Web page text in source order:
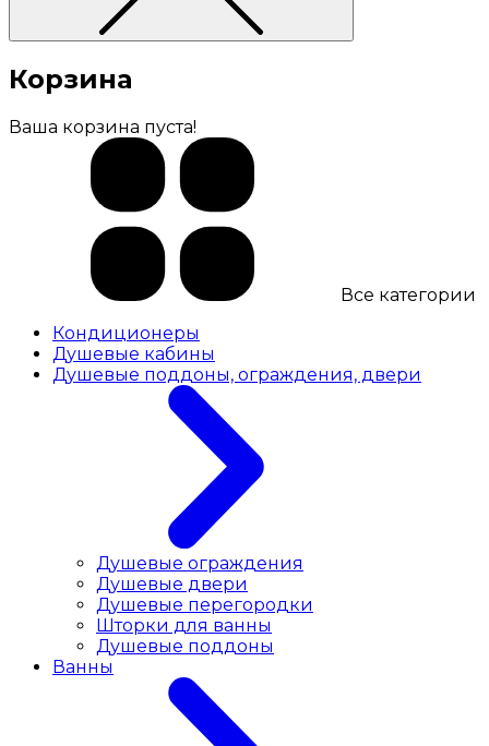
Корзина
Ваша корзина пуста!
Все категории
Кондиционеры
Душевые кабины
Душевые поддоны, ограждения, двери
Душевые ограждения
Душевые двери
Душевые перегородки
Шторки для ванны
Душевые поддоны
Ванны